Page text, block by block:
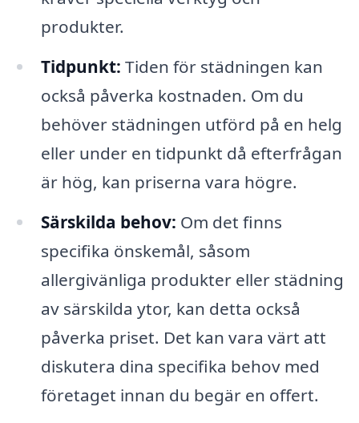
produkter.
Tidpunkt: Tiden för städningen kan
också påverka kostnaden. Om du
behöver städningen utförd på en helg
eller under en tidpunkt då efterfrågan
är hög, kan priserna vara högre.
Särskilda behov: Om det finns
specifika önskemål, såsom
allergivänliga produkter eller städning
av särskilda ytor, kan detta också
påverka priset. Det kan vara värt att
diskutera dina specifika behov med
företaget innan du begär en offert.